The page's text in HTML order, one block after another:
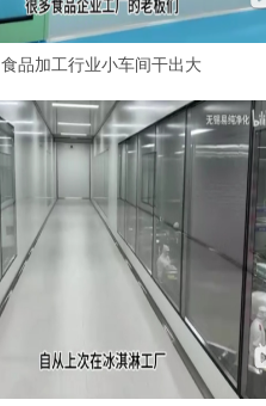
食品加工行业小车间干出大